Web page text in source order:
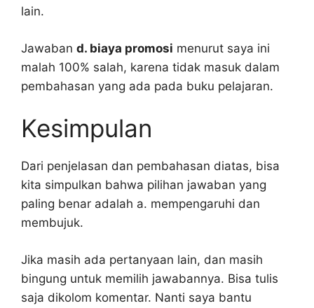
lain.
Jawaban d. biaya promosi menurut saya ini
malah 100% salah, karena tidak masuk dalam
pembahasan yang ada pada buku pelajaran.
Kesimpulan
Dari penjelasan dan pembahasan diatas, bisa
kita simpulkan bahwa pilihan jawaban yang
paling benar adalah a. mempengaruhi dan
membujuk.
Jika masih ada pertanyaan lain, dan masih
bingung untuk memilih jawabannya. Bisa tulis
saja dikolom komentar. Nanti saya bantu